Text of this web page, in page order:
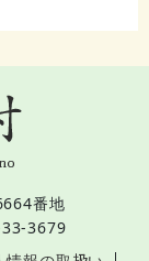
番地
33-3679